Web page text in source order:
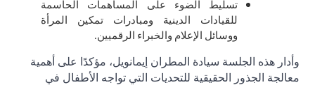
تسليط الضوء على المساهمات الحاسمة
للقيادات الدينية ومبادرات تمكين المرأة
ووسائل الإعلام والخبراء الرقميين.
وأدار هذه الجلسة سيادة المطران إيمانويل، مؤكدًا على أهمية
معالجة الجذور الحقيقية للتحديات التي تواجه الأطفال في